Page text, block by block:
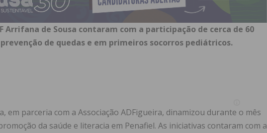
Arrifana de Sousa contaram com a participação de cerca de 60
de quedas e em primeiros socorros pediátricos.
em parceria com a Associação ADFigueira, dinamizou durante o mês
da saúde e literacia em Penafiel. As iniciativas contaram com a